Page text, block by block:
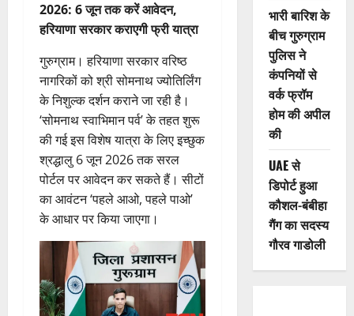
2026: 6 जून तक करें आवेदन,
हरियाणा सरकार कराएगी फ्री यात्रा
गुरुग्राम। हरियाणा सरकार वरिष्ठ
नागरिकों को श्री सोमनाथ ज्योतिर्लिंग
के निशुल्क दर्शन कराने जा रही है।
‘सोमनाथ स्वाभिमान पर्व’ के तहत शुरू
की गई इस विशेष यात्रा के लिए इच्छुक
श्रद्धालु 6 जून 2026 तक सरल
पोर्टल पर आवेदन कर सकते हैं। सीटों
का आवंटन ‘पहले आओ, पहले पाओ’
के आधार पर किया जाएगा।
भारी बारिश के
बीच गुरुग्राम
पुलिस ने
कंपनियों से
वर्क फ्रॉम
होम की अपील
की
UAE से
डिपोर्ट हुआ
कौशल-बंबीहा
गैंग का सदस्य
गौरव गाडोली